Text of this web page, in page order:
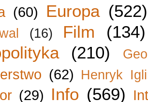
(60) Europa (522)
(16) Film
(134)
(210)
(62) Henryk
(29) Info (569)